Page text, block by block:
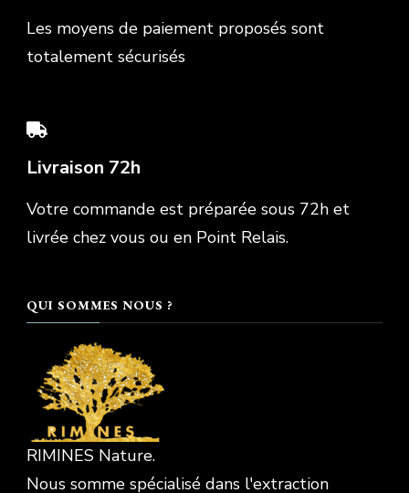
Les moyens de paiement proposés sont
totalement sécurisés
Livraison 72h
Votre commande est préparée sous 72h et
livrée chez vous ou en Point Relais.
QUI SOMMES NOUS ?
RIMINES Nature.
Nous somme spécialisé dans l'extraction